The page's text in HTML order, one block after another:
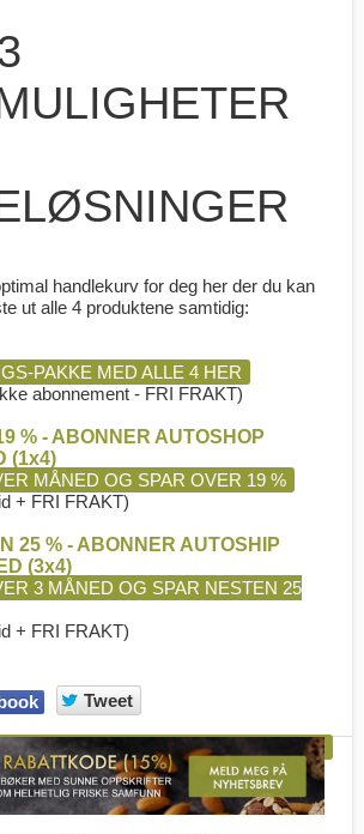
handlekurv for deg her der du kan
ut alle 4 produktene samtidig:
PAKKE MED ALLE 4 HER
abonnement - FRI FRAKT)
% - ABONNER AUTOSHOP
(1x4)
MÅNED OG SPAR OVER 19 %
+ FRI FRAKT)
25 % - ABONNER AUTOSHIP
(3x4)
3 MÅNED OG SPAR NESTEN 25
+ FRI FRAKT)
Tweet